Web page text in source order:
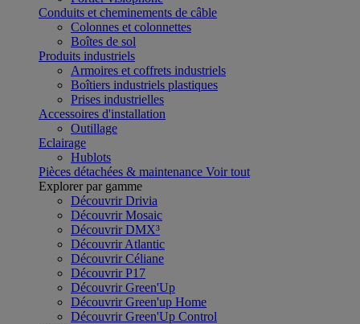
Conduits et cheminements de câble
Colonnes et colonnettes
Boîtes de sol
Produits industriels
Armoires et coffrets industriels
Boîtiers industriels plastiques
Prises industrielles
Accessoires d'installation
Outillage
Eclairage
Hublots
Pièces détachées & maintenance Voir tout
Explorer par gamme
Découvrir Drivia
Découvrir Mosaic
Découvrir DMX³
Découvrir Atlantic
Découvrir Céliane
Découvrir P17
Découvrir Green'Up
Découvrir Green'up Home
Découvrir Green'Up Control